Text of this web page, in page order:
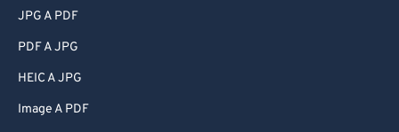
JPG A PDF
PDF A JPG
HEIC A JPG
Image A PDF